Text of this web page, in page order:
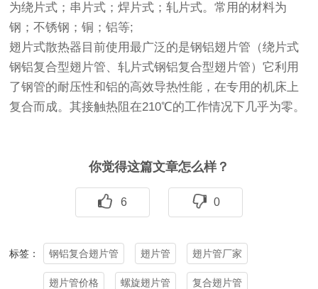
为绕片式；串片式；焊片式；轧片式。常用的材料为
钢；不锈钢；铜；铝等;
翅片式散热器目前使用最广泛的是钢铝翅片管（绕片式
钢铝复合型翅片管、轧片式钢铝复合型翅片管）它利用
了钢管的耐压性和铝的高效导热性能，在专用的机床上
复合而成。其接触热阻在210℃的工作情况下几乎为零。
你觉得这篇文章怎么样？
6 0
标签： 钢铝复合翅片管 翅片管 翅片管厂家
翅片管价格 螺旋翅片管 复合翅片管